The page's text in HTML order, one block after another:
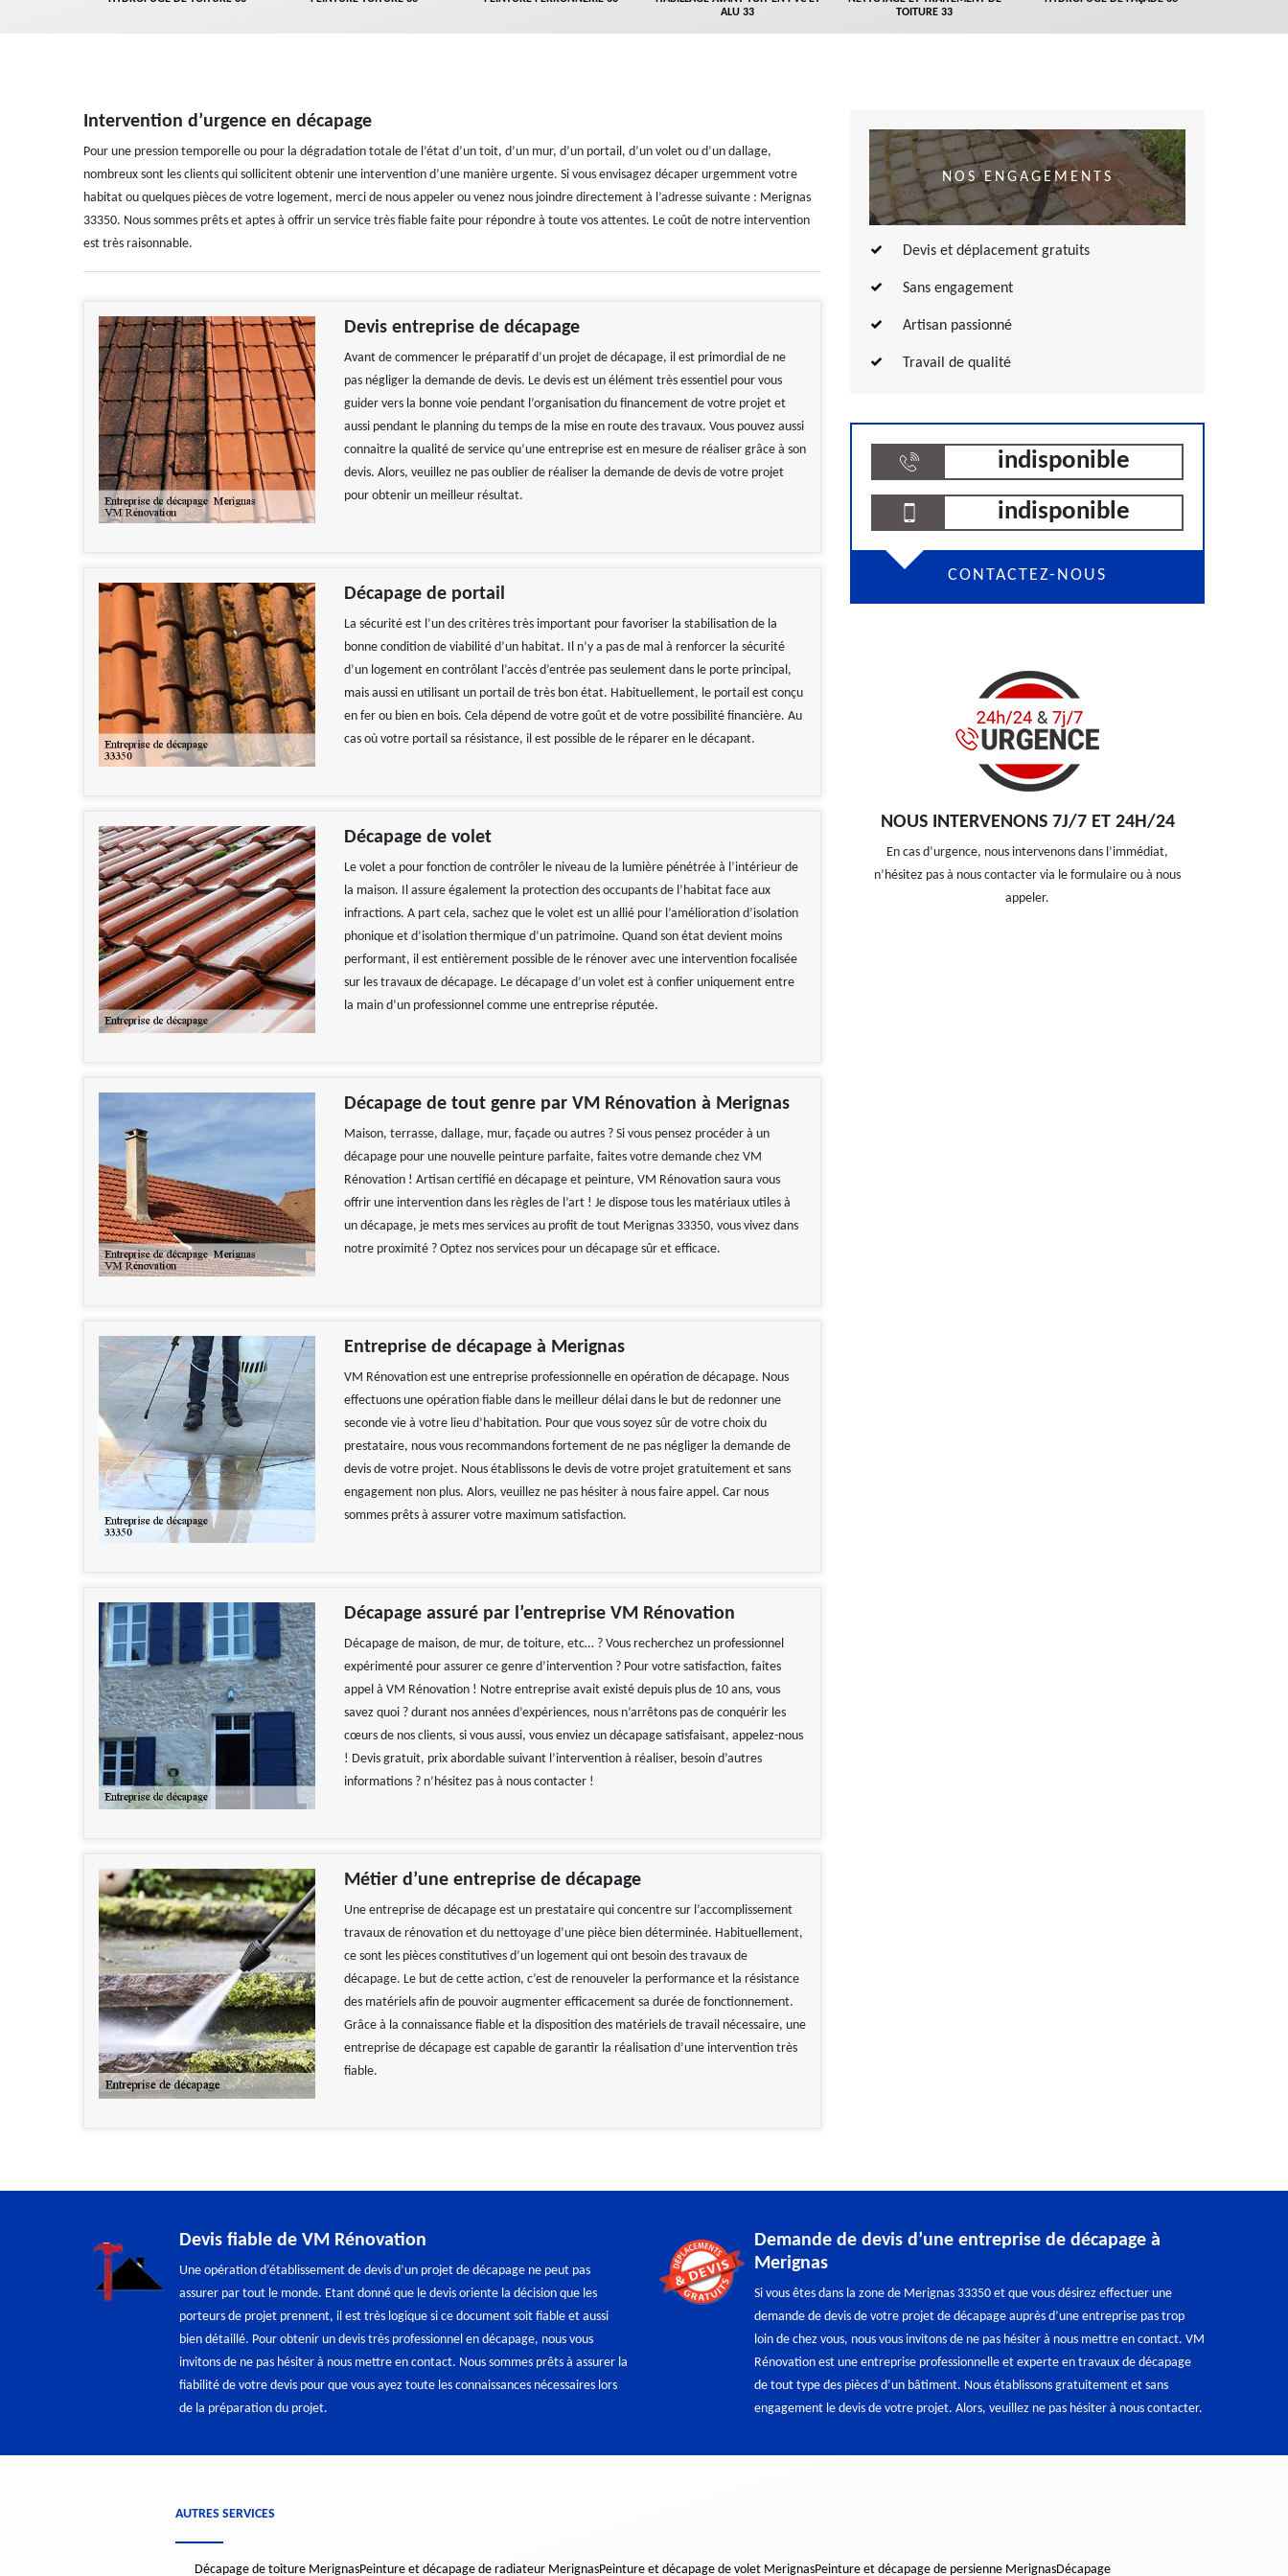
ALU 33
TOITURE 33
Intervention d’urgence en décapage
Pour une pression temporelle ou pour la dégradation totale de l’état d’un toit, d’un mur, d’un portail, d’un volet ou d’un dallage,
nombreux sont les clients qui sollicitent obtenir une intervention d’une manière urgente. Si vous envisagez décaper urgemment votre
habitat ou quelques pièces de votre logement, merci de nous appeler ou venez nous joindre directement à l’adresse suivante : Merignas
33350. Nous sommes prêts et aptes à offrir un service très fiable faite pour répondre à toute vos attentes. Le coût de notre intervention
est très raisonnable.
Devis entreprise de décapage
Avant de commencer le préparatif d’un projet de décapage, il est primordial de ne
pas négliger la demande de devis. Le devis est un élément très essentiel pour vous
guider vers la bonne voie pendant l’organisation du financement de votre projet et
aussi pendant le planning du temps de la mise en route des travaux. Vous pouvez aussi
connaitre la qualité de service qu’une entreprise est en mesure de réaliser grâce à son
devis. Alors, veuillez ne pas oublier de réaliser la demande de devis de votre projet
pour obtenir un meilleur résultat.
Décapage de portail
La sécurité est l’un des critères très important pour favoriser la stabilisation de la
bonne condition de viabilité d’un habitat. Il n’y a pas de mal à renforcer la sécurité
d’un logement en contrôlant l’accès d’entrée pas seulement dans le porte principal,
mais aussi en utilisant un portail de très bon état. Habituellement, le portail est conçu
en fer ou bien en bois. Cela dépend de votre goût et de votre possibilité financière. Au
cas où votre portail sa résistance, il est possible de le réparer en le décapant.
Décapage de volet
Le volet a pour fonction de contrôler le niveau de la lumière pénétrée à l’intérieur de
la maison. Il assure également la protection des occupants de l’habitat face aux
infractions. A part cela, sachez que le volet est un allié pour l’amélioration d’isolation
phonique et d’isolation thermique d’un patrimoine. Quand son état devient moins
performant, il est entièrement possible de le rénover avec une intervention focalisée
sur les travaux de décapage. Le décapage d’un volet est à confier uniquement entre
la main d’un professionnel comme une entreprise réputée.
Décapage de tout genre par VM Rénovation à Merignas
Maison, terrasse, dallage, mur, façade ou autres ? Si vous pensez procéder à un
décapage pour une nouvelle peinture parfaite, faites votre demande chez VM
Rénovation ! Artisan certifié en décapage et peinture, VM Rénovation saura vous
offrir une intervention dans les règles de l’art ! Je dispose tous les matériaux utiles à
un décapage, je mets mes services au profit de tout Merignas 33350, vous vivez dans
notre proximité ? Optez nos services pour un décapage sûr et efficace.
Entreprise de décapage à Merignas
VM Rénovation est une entreprise professionnelle en opération de décapage. Nous
effectuons une opération fiable dans le meilleur délai dans le but de redonner une
seconde vie à votre lieu d’habitation. Pour que vous soyez sûr de votre choix du
prestataire, nous vous recommandons fortement de ne pas négliger la demande de
devis de votre projet. Nous établissons le devis de votre projet gratuitement et sans
engagement non plus. Alors, veuillez ne pas hésiter à nous faire appel. Car nous
sommes prêts à assurer votre maximum satisfaction.
Décapage assuré par l’entreprise VM Rénovation
Décapage de maison, de mur, de toiture, etc… ? Vous recherchez un professionnel
expérimenté pour assurer ce genre d’intervention ? Pour votre satisfaction, faites
appel à VM Rénovation ! Notre entreprise avait existé depuis plus de 10 ans, vous
savez quoi ? durant nos années d’expériences, nous n’arrêtons pas de conquérir les
cœurs de nos clients, si vous aussi, vous enviez un décapage satisfaisant, appelez-nous
! Devis gratuit, prix abordable suivant l’intervention à réaliser, besoin d’autres
informations ? n’hésitez pas à nous contacter !
Métier d’une entreprise de décapage
Une entreprise de décapage est un prestataire qui concentre sur l’accomplissement
travaux de rénovation et du nettoyage d’une pièce bien déterminée. Habituellement,
ce sont les pièces constitutives d’un logement qui ont besoin des travaux de
décapage. Le but de cette action, c’est de renouveler la performance et la résistance
des matériels afin de pouvoir augmenter efficacement sa durée de fonctionnement.
Grâce à la connaissance fiable et la disposition des matériels de travail nécessaire, une
entreprise de décapage est capable de garantir la réalisation d’une intervention très
fiable.
NOS ENGAGEMENTS
Devis et déplacement gratuits
Sans engagement
Artisan passionné
Travail de qualité
indisponible
indisponible
CONTACTEZ-NOUS
NOUS INTERVENONS 7J/7 ET 24H/24
En cas d’urgence, nous intervenons dans l’immédiat,
n’hésitez pas à nous contacter via le formulaire ou à nous
appeler.
Devis fiable de VM Rénovation
Une opération d’établissement de devis d’un projet de décapage ne peut pas
assurer par tout le monde. Etant donné que le devis oriente la décision que les
porteurs de projet prennent, il est très logique si ce document soit fiable et aussi
bien détaillé. Pour obtenir un devis très professionnel en décapage, nous vous
invitons de ne pas hésiter à nous mettre en contact. Nous sommes prêts à assurer la
fiabilité de votre devis pour que vous ayez toute les connaissances nécessaires lors
de la préparation du projet.
Demande de devis d’une entreprise de décapage à
Merignas
Si vous êtes dans la zone de Merignas 33350 et que vous désirez effectuer une
demande de devis de votre projet de décapage auprès d’une entreprise pas trop
loin de chez vous, nous vous invitons de ne pas hésiter à nous mettre en contact. VM
Rénovation est une entreprise professionnelle et experte en travaux de décapage
de tout type des pièces d’un bâtiment. Nous établissons gratuitement et sans
engagement le devis de votre projet. Alors, veuillez ne pas hésiter à nous contacter.
AUTRES SERVICES
Décapage de toiture MerignasPeinture et décapage de radiateur MerignasPeinture et décapage de volet MerignasPeinture et décapage de persienne MerignasDécapage